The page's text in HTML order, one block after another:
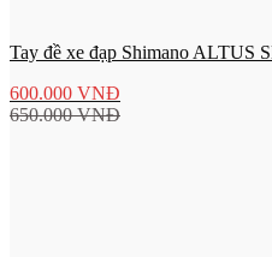
Tay đề xe đạp Shimano ALTUS
600.000 VNĐ
650.000VNĐ